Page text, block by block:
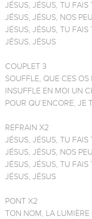
JÉSUS, JÉSUS, TU FAIS
JÉSUS, JÉSUS, NOS
JÉSUS, JÉSUS, TU FAIS
JÉSUS, JÉSUS
COUPLET 3
SOUFFLE, QUE CES OS
INSUFFLE EN MOI UN
POUR QU’ENCORE, JE
REFRAIN X2
JÉSUS, JÉSUS, TU FAIS
JÉSUS, JÉSUS, NOS
JÉSUS, JÉSUS, TU FAIS
JÉSUS, JÉSUS
PONT X2
TON NOM, LA LUMIÈRE